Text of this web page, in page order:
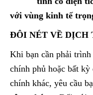
với vùng kinh tế
ĐÔI NÉT VỀ DỊCH
Khi bạn cần phải
chính phủ hoặc bất
chính khác, yêu cầu